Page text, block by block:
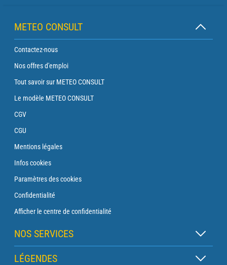
METEO CONSULT
Contactez-nous
Nos offres d'emploi
Tout savoir sur METEO CONSULT
Le modèle METEO CONSULT
CGV
CGU
Mentions légales
Infos cookies
Paramètres des cookies
Confidentialité
Afficher le centre de confidentialité
NOS SERVICES
Abonnement Zen
LÉGENDES